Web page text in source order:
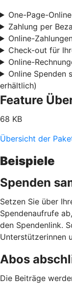
One-Page-
Zahlung per
Online-
Check-out für
Online-
Online Spenden
erhältlich)
Feature
68 KB
Übersicht der
Beispiele
Spenden
Setzen Sie über
Spendenaufrufe
den Spendenlink.
Unterstützerinnen
Abos
Die Beiträge